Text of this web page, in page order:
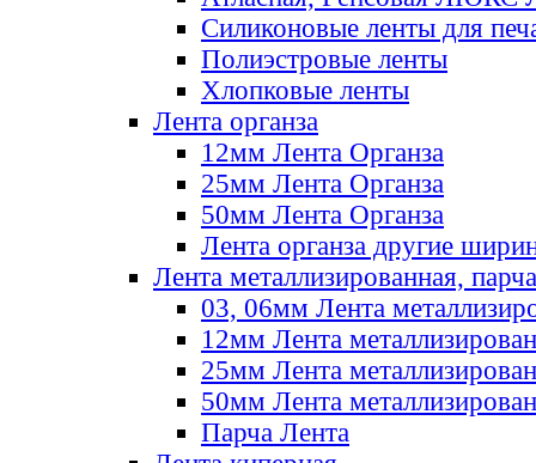
Силиконовые ленты для
Полиэстровые ленты
Хлопковые ленты
Лента органза
12мм Лента Органза
25мм Лента Органза
50мм Лента Органза
Лента органза другие
Лента металлизированная, парча
03, 06мм Лента
12мм Лента
25мм Лента
50мм Лента
Парча Лента